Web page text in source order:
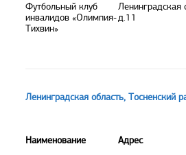
Футбольный клуб
инвалидов «Олимпия-
Тихвин»
Ленинградская
д.11
Ленинградская область, Тосненский
Наименование
Адрес